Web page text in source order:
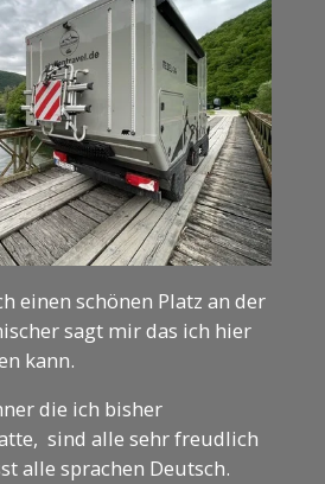
einen schönen Platz an der
sagt mir das ich hier
kann.
die ich bisher
sind alle sehr freudlich
alle sprachen Deutsch.